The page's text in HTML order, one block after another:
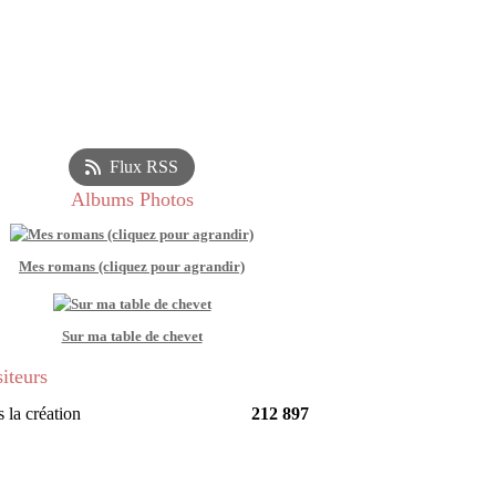
Flux RSS
Albums Photos
Mes romans (cliquez pour agrandir)
Sur ma table de chevet
la création 212 897